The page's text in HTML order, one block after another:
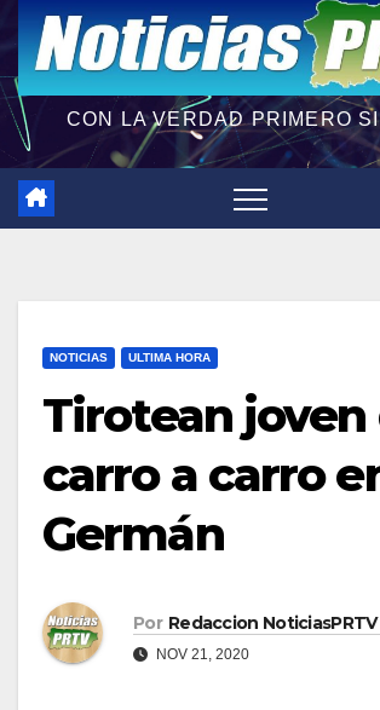
CON LA VERDAD PRIMERO
NOTICIAS ULTIMA HORA
Tirotean joven
carro a carro
Germán
Por Redaccion NoticiasPRTV
NOV 21, 2020